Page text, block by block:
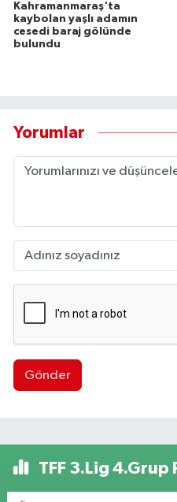
Kahramanmaraş'ta
kaybolan yaşlı adamın
cesedi baraj gölünde
bulundu
Yorumlar
Gönder
TFF 3.Lig 4.Grup